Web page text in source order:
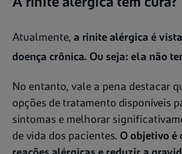
Atualmente, a rinite alérgica é
doença crônica. Ou seja: ela não
No entanto, vale a pena destacar
opções de tratamento disponíveis
sintomas e melhorar
de vida dos pacientes. O objetivo